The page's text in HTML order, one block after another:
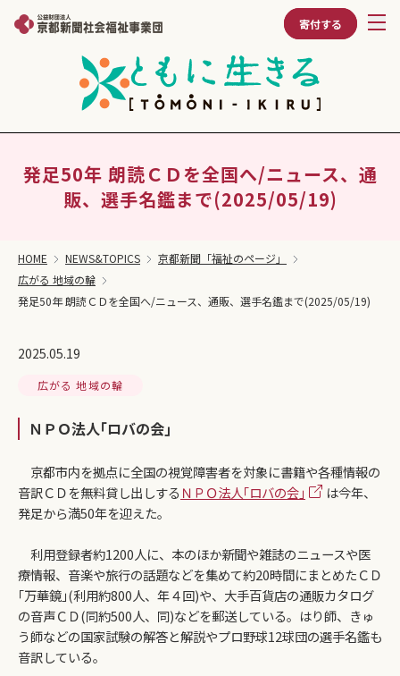
寄付する
発足50年 朗読ＣＤを全国へ/ニュース、通
販、選手名鑑まで(2025/05/19)
HOME NEWS&TOPICS
京都新聞「福祉のページ」
広がる 地域の輪
発足50年 朗読ＣＤを全国へ/ニュース、通販、選手名鑑まで(2025/05/19)
2025.05.19
広がる 地域の輪
ＮＰＯ法人｢ロバの会｣
京都市内を拠点に全国の視覚障害者を対象に書籍や各種情報の
音訳ＣＤを無料貸し出しする ＮＰＯ法人｢ロバの会｣
は今年、
発足から満50年を迎えた。
利用登録者約1200人に、本のほか新聞や雑誌のニュースや医
療情報、音楽や旅行の話題などを集めて約20時間にまとめたＣＤ
｢万華鏡｣(利用約800人、年４回)や、大手百貨店の通販カタログ
の音声ＣＤ(同約500人、同)などを郵送している。はり師、きゅ
う師などの国家試験の解答と解説やプロ野球12球団の選手名鑑も
音訳している。